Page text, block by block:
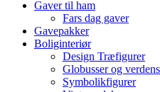
Gaver til ham
Fars dag gaver
Gavepakker
Boliginteriør
Design Træfigurer
Globusser og
Symbolikfigurer